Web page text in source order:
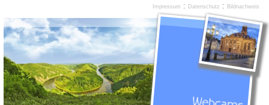
Impressum : Datenschutz : Bildnachweis